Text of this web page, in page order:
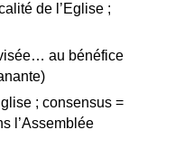
de l’Eglise ;
au bénéfice
; consensus =
l’Assemblée